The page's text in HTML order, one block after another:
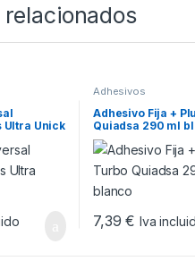
Ultra Unick
Adhesivos
Adhesivo Fija +
Quiadsa 290 ml
7,39€ Iva